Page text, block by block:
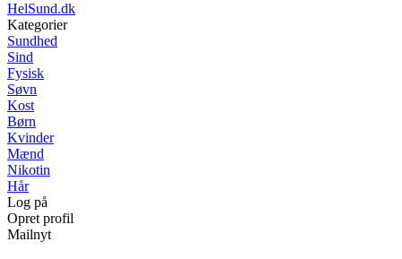
HelSund.dk
Kategorier
Sundhed
Sind
Fysisk
Søvn
Kost
Børn
Kvinder
Mænd
Nikotin
Hår
Log på
Opret profil
Mailnyt